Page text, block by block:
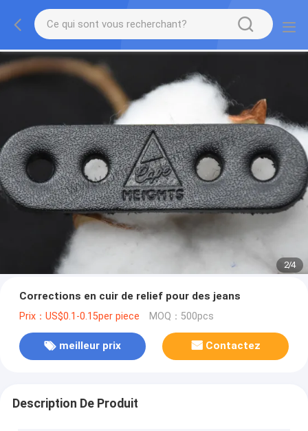
2/4
Corrections en cuir de relief pour des jeans
Prix：US$0.1-0.15per piece MOQ：500pcs
meilleur prix Contactez
Description De Produit